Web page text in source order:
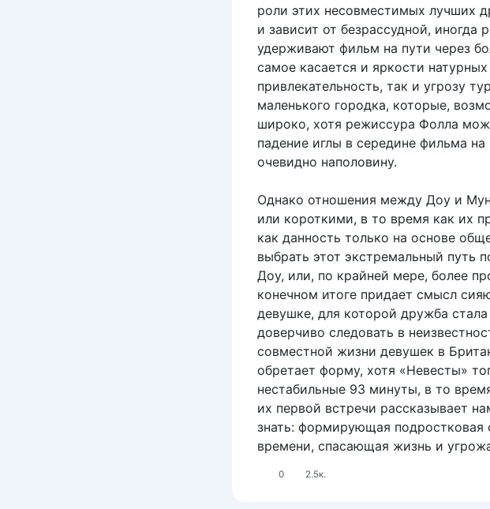
роли этих несовместимых лучших
и зависит от безрассудной,
удерживают фильм на пути через
самое касается и яркости
привлекательность, так и угрозу
маленького городка, которые,
широко, хотя режиссура Фолла
падение иглы в середине фильма
очевидно наполовину.
Однако отношения между Доу и
или короткими, в то время как их
как данность только на основе
выбрать этот экстремальный путь
Доу, или, по крайней мере, более
конечном итоге придает смысл
девушке, для которой дружба
доверчиво следовать в
совместной жизни девушек в
обретает форму, хотя «Невесты»
нестабильные 93 минуты, в то
их первой встречи рассказывает
знать: формирующая
времени, спасающая жизнь и
0 2.5к.